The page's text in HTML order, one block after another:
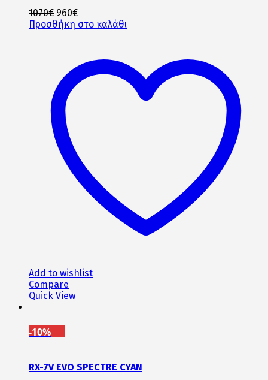
1070€ Original
price
960€Η
τρέχουσα
960€.
Προσθήκη στο καλάθι
Add to wishlist
Compare
Quick View
-10%
RX-7V EVO SPECTRE CYAN